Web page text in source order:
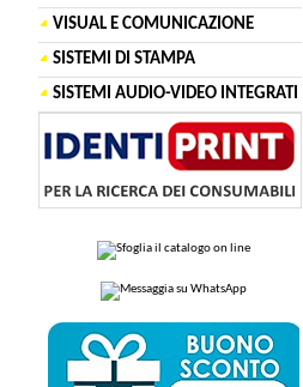
VISUAL E COMUNICAZIONE
SISTEMI DI STAMPA
SISTEMI AUDIO-VIDEO INTEGRATI